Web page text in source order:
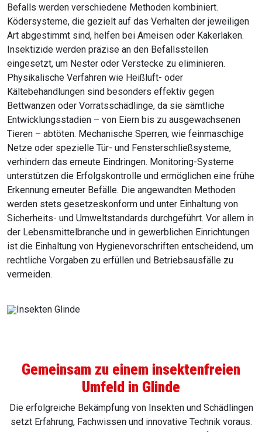
Befalls werden verschiedene Methoden kombiniert.
Ködersysteme, die gezielt auf das Verhalten der jeweiligen
Art abgestimmt sind, helfen bei Ameisen oder Kakerlaken.
Insektizide werden präzise an den Befallsstellen
eingesetzt, um Nester oder Verstecke zu eliminieren.
Physikalische Verfahren wie Heißluft- oder
Kältebehandlungen sind besonders effektiv gegen
Bettwanzen oder Vorratsschädlinge, da sie sämtliche
Entwicklungsstadien – von Eiern bis zu ausgewachsenen
Tieren – abtöten. Mechanische Sperren, wie feinmaschige
Netze oder spezielle Tür- und Fensterschließsysteme,
verhindern das erneute Eindringen. Monitoring-Systeme
unterstützen die Erfolgskontrolle und ermöglichen eine frühe
Erkennung erneuter Befälle. Die angewandten Methoden
werden stets gesetzeskonform und unter Einhaltung von
Sicherheits- und Umweltstandards durchgeführt. Vor allem in
der Lebensmittelbranche und in gewerblichen Einrichtungen
ist die Einhaltung von Hygienevorschriften entscheidend, um
rechtliche Vorgaben zu erfüllen und Betriebsausfälle zu
vermeiden.
Gemeinsam zu einem insektenfreien
Umfeld in Glinde
Die erfolgreiche Bekämpfung von Insekten und Schädlingen
setzt Erfahrung, Fachwissen und innovative Technik voraus.